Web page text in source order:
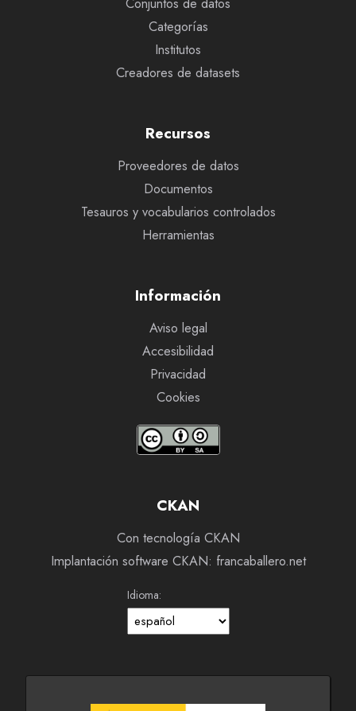
Categorías
Institutos
Creadores de datasets
Recursos
Proveedores de datos
Documentos
Tesauros y vocabularios controlados
Herramientas
Información
Aviso legal
Accesibilidad
Privacidad
Cookies
CKAN
Con tecnología CKAN
Implantación software CKAN: francaballero.net
Idioma